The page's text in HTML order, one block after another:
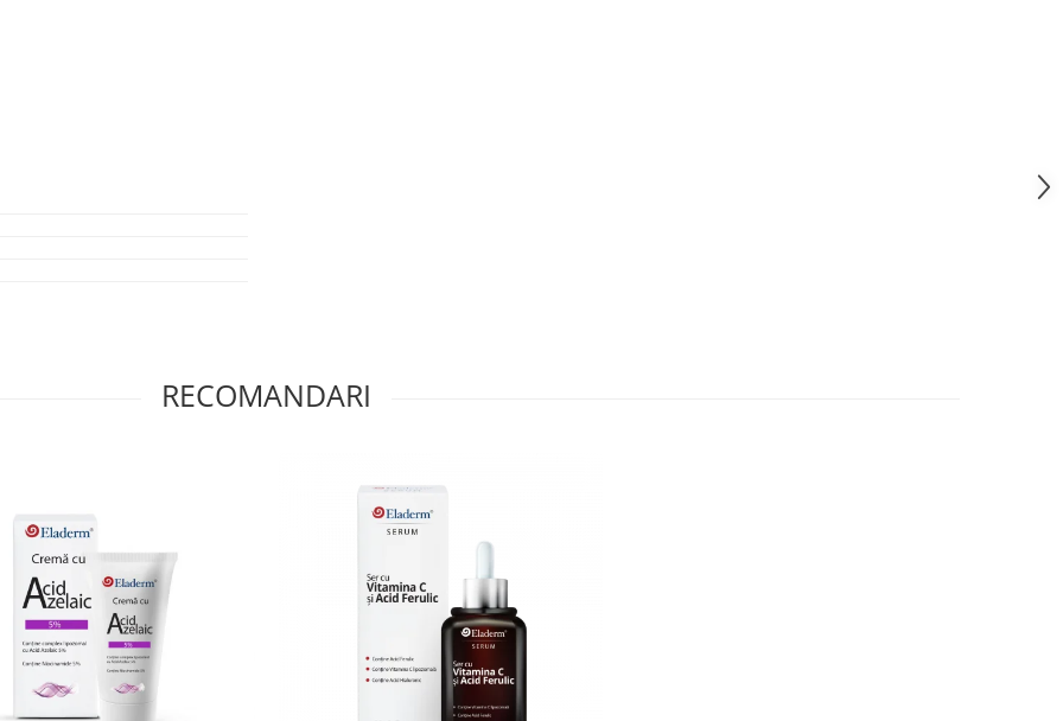
de sange prezente pe tenul
sa il urmareasca periodic
si el;
dilatarea peste limita
gastrointestinale, anumite
bauturile foarte
RECOMANDARI